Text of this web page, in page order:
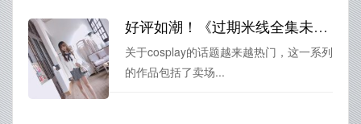
好评如潮！《过期米线全集未删减》cos作品原图集赏析全记录
关于cosplay的话题越来越热门，这一系列
的作品包括了卖场...